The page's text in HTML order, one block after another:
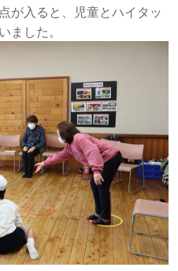
が入ると、児童とハイタッ
ました。